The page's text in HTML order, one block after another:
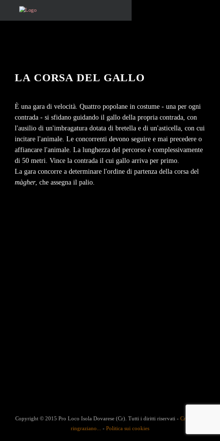
LA CORSA DEL GALLO
È una gara di velocità. Quattro popolane in costume - una per ogni
contrada - si sfidano guidando il gallo della propria contrada, con
l'ausilio di un'imbragatura dotata di bretella e di un'asticella, con cui
incitare l'animale. Le concorrenti devono seguire e mai precedere o
affiancare l'animale. La lunghezza del percorso è complessivamente
di 50 metri. Vince la contrada il cui gallo arriva per primo.
La gara concorre a determinare l'ordine di partenza della corsa del
màgher, che assegna il palio.
Copyright © 2015 Pro Loco Isola Dovarese (Cr). Tutti i diritti riservati - Credits
ringraziano...
- Politica sui cookies